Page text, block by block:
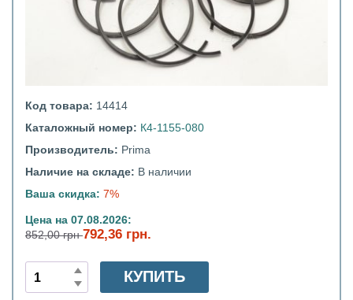
Код товара: 14414
Каталожный номер: К4-1155-080
Производитель: Prima
Наличие на складе: В наличии
Ваша скидка: 7%
Цена на 07.08.2026:
852,00 грн792,36 грн.
КУПИТЬ